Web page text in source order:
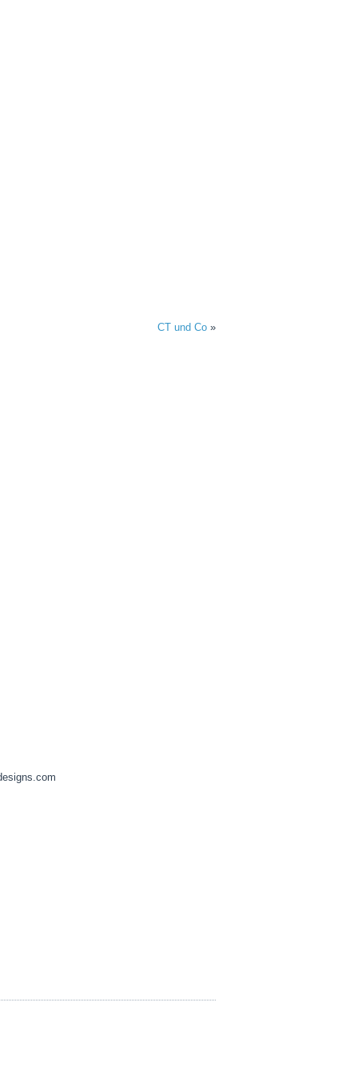
CT und Co »